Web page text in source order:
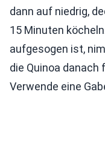
dann auf niedrig,
15 Minuten
aufgesogen ist,
die Quinoa
Verwende eine